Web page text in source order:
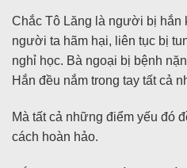
Chắc Tô Lăng là người bị hắn
người ta hãm hại, liên tục bị
nghỉ học. Bà ngoại bị bệnh
Hắn đều nắm trong tay tất cả
Mà tất cả những điểm yếu đó
cách hoàn hảo.